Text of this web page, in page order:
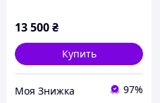
13 500₴
Купить
Моя Знижка 97%